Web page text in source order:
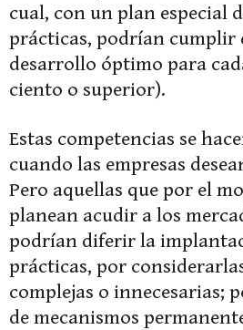
cual, con un plan especial
prácticas, podrían cumplir
desarrollo óptimo para
ciento o superior).
Estas competencias se
cuando las empresas
Pero aquellas que por el
planean acudir a los
podrían diferir la
prácticas, por
complejas o innecesarias;
de mecanismos